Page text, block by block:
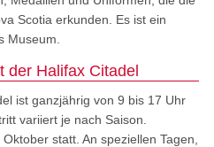
Scotia erkunden. Es ist ein
Museum.
der Halifax Citadel
ist ganzjährig von 9 bis 17 Uhr
variiert je nach Saison.
statt. An speziellen Tagen,